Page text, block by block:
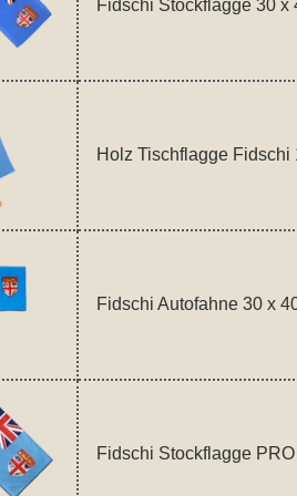
Fidschi Stockflagge 30 x
Holz Tischflagge Fidschi
Fidschi Autofahne 30 x
Fidschi Stockflagge